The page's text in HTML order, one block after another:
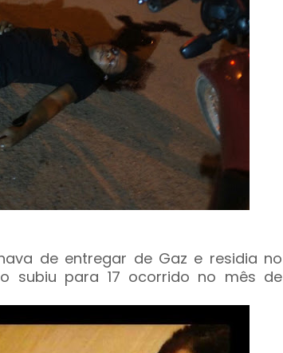
de entregar de Gaz e residia no
subiu para 17 ocorrido no mês de